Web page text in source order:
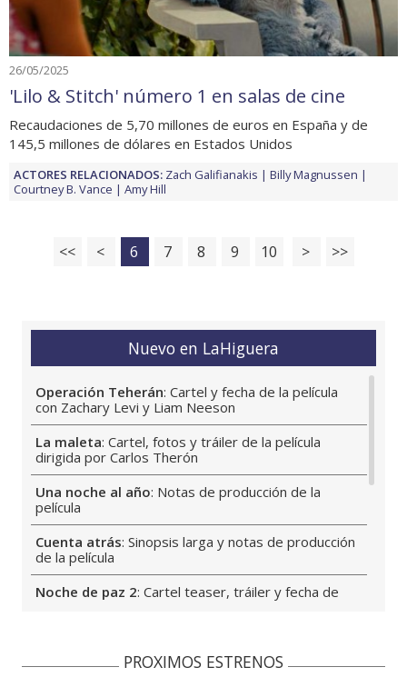
26/05/2025
'Lilo & Stitch' número 1 en salas de cine
Recaudaciones de 5,70 millones de euros en España y de
145,5 millones de dólares en Estados Unidos
ACTORES RELACIONADOS: Zach Galifianakis
Billy Magnussen
Courtney B. Vance
Amy Hill
<< < 6 7 8 9 10 > >>
Nuevo en LaHiguera
Operación Teherán: Cartel y fecha de la película
con Zachary Levi y Liam Neeson
La maleta: Cartel, fotos y tráiler de la película
dirigida por Carlos Therón
Una noche al año: Notas de producción de la
película
Cuenta atrás: Sinopsis larga y notas de producción
de la película
Noche de paz 2: Cartel teaser, tráiler y fecha de
película de Eli RothPROXIMOS ESTRENOS